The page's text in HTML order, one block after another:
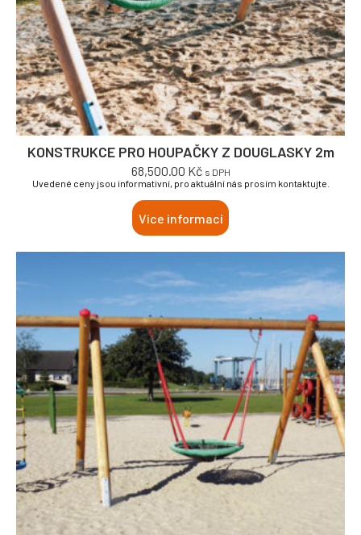
KONSTRUKCE PRO HOUPAČKY Z DOUGLASKY 2m
68,500.00 Kč s DPH
Uvedené ceny jsou informativní, pro aktuální nás prosím kontaktujte.
Více informací